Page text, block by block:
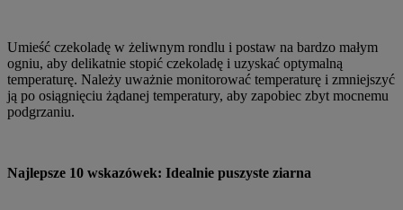
Umieść czekoladę w żeliwnym rondlu i postaw na bardzo małym
ogniu, aby delikatnie stopić czekoladę i uzyskać optymalną
temperaturę. Należy uważnie monitorować temperaturę i zmniejszyć
ją po osiągnięciu żądanej temperatury, aby zapobiec zbyt mocnemu
podgrzaniu.
Najlepsze 10 wskazówek: Idealnie puszyste ziarna